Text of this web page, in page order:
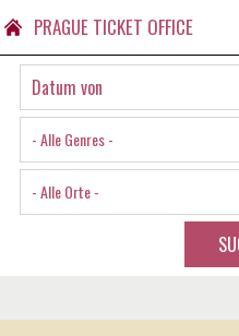
PRAGUE TICKET OFFICE
- Alle Genres -
- Alle Orte -